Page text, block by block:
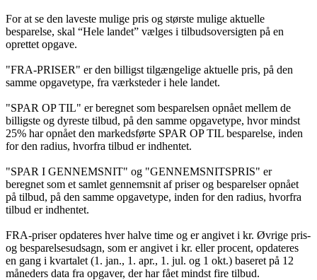
For at se den laveste mulige pris og største mulige aktuelle
besparelse, skal “Hele landet” vælges i tilbudsoversigten på en
oprettet opgave.
"FRA-PRISER" er den billigst tilgængelige aktuelle pris, på den
samme opgavetype, fra værksteder i hele landet.
"SPAR OP TIL" er beregnet som besparelsen opnået mellem de
billigste og dyreste tilbud, på den samme opgavetype, hvor mindst
25% har opnået den markedsførte SPAR OP TIL besparelse, inden
for den radius, hvorfra tilbud er indhentet.
"SPAR I GENNEMSNIT" og "GENNEMSNITSPRIS" er
beregnet som et samlet gennemsnit af priser og besparelser opnået
på tilbud, på den samme opgavetype, inden for den radius, hvorfra
tilbud er indhentet.
FRA-priser opdateres hver halve time og er angivet i kr. Øvrige pris-
og besparelsesudsagn, som er angivet i kr. eller procent, opdateres
en gang i kvartalet (1. jan., 1. apr., 1. jul. og 1 okt.) baseret på 12
måneders data fra opgaver, der har fået mindst fire tilbud.